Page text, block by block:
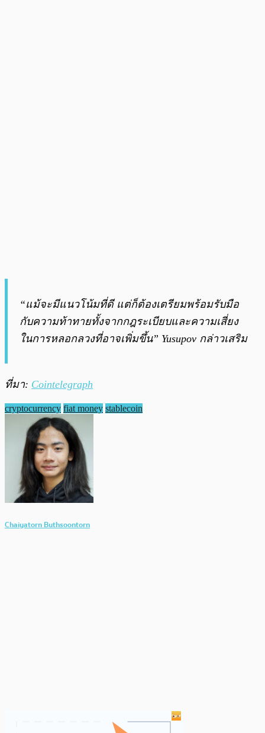
“แม้จะมีแนวโน้มที่ดี แต่ก็ต้องเตรียมพร้อมรับมือ
กับความท้าทายทั้งจากกฎระเบียบและความเสี่ยง
ในการหลอกลวงที่อาจเพิ่มขึ้น” Yusupov กล่าวเสริม
ที่มา: Cointelegraph
cryptocurrency fiat money stablecoin
Chaiyatorn Buthsoontorn